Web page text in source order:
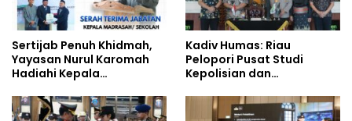
Sertijab Penuh Khidmah,
Yayasan Nurul Karomah
Hadiahi Kepala
Umrah
Kadiv Humas: Riau
Pelopori Pusat Studi
Kepolisian dan
Policing Masuki Babak